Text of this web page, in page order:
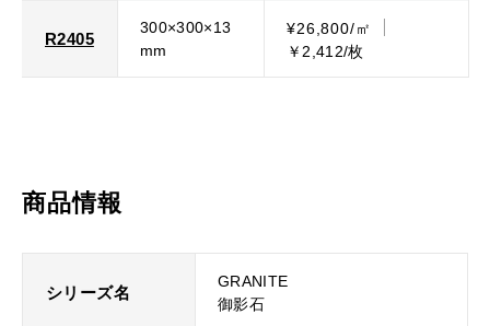
R2405
300×300×13
mm
¥26,800/㎡
￥2,412/枚
商品情報
シリーズ名
GRANITE
御影石